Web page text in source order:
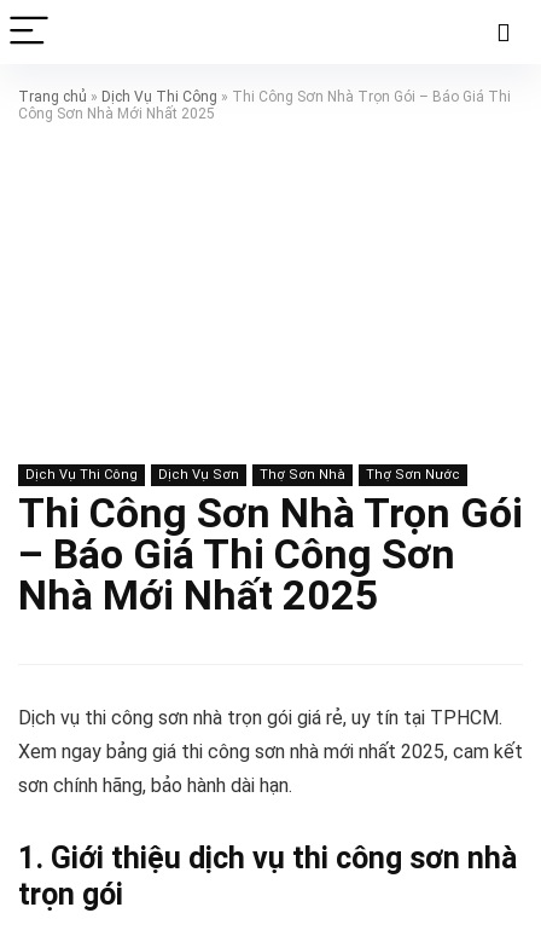
Trang chủ » Dịch Vụ Thi Công » Thi Công Sơn Nhà Trọn Gói – Báo Giá Thi
Công Sơn Nhà Mới Nhất 2025
Dịch Vụ Thi Công Dịch Vụ Sơn Thợ Sơn Nhà Thợ Sơn Nước
Thi Công Sơn Nhà Trọn Gói
– Báo Giá Thi Công Sơn
Nhà Mới Nhất 2025
Dịch vụ thi công sơn nhà trọn gói giá rẻ, uy tín tại TPHCM.
Xem ngay bảng giá thi công sơn nhà mới nhất 2025, cam kết
sơn chính hãng, bảo hành dài hạn.
1. Giới thiệu dịch vụ thi công sơn nhà
trọn gói